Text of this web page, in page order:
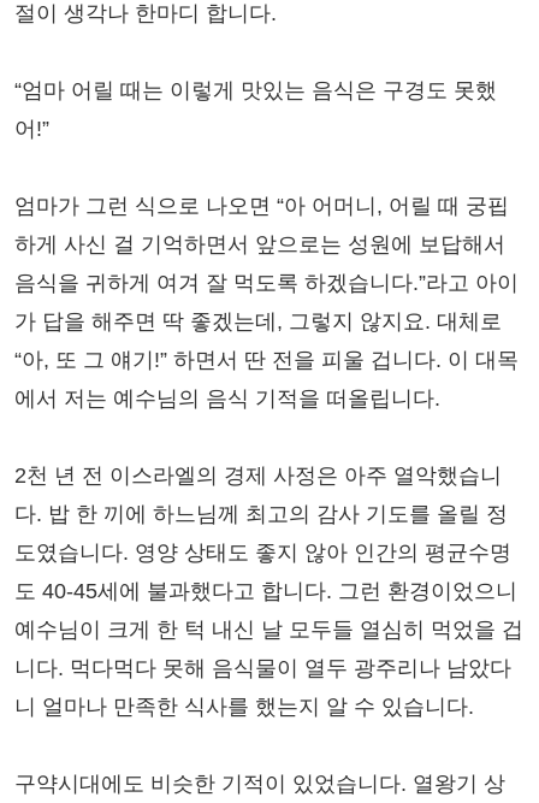
절이 생각나 한마디 합니다.
“엄마 어릴 때는 이렇게 맛있는 음식은 구경도 못했
어!”
엄마가 그런 식으로 나오면 “아 어머니, 어릴 때 궁핍
하게 사신 걸 기억하면서 앞으로는 성원에 보답해서
음식을 귀하게 여겨 잘 먹도록 하겠습니다.”라고 아이
가 답을 해주면 딱 좋겠는데, 그렇지 않지요. 대체로
“아, 또 그 얘기!” 하면서 딴 전을 피울 겁니다. 이 대목
에서 저는 예수님의 음식 기적을 떠올립니다.
2천 년 전 이스라엘의 경제 사정은 아주 열악했습니
다. 밥 한 끼에 하느님께 최고의 감사 기도를 올릴 정
도였습니다. 영양 상태도 좋지 않아 인간의 평균수명
도 40-45세에 불과했다고 합니다. 그런 환경이었으니
예수님이 크게 한 턱 내신 날 모두들 열심히 먹었을 겁
니다. 먹다먹다 못해 음식물이 열두 광주리나 남았다
니 얼마나 만족한 식사를 했는지 알 수 있습니다.
구약시대에도 비슷한 기적이 있었습니다. 열왕기 상